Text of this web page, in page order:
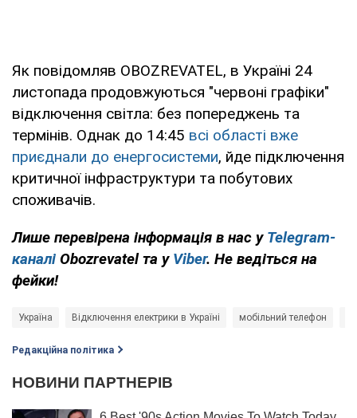
Як повідомляв OBOZREVATEL, в Україні 24
листопада продовжуються "червоні графіки"
відключення світла: без попереджень та
термінів. Однак до 14:45 всі області вже
приєднали до енергосистеми, йде підключення
критичної інфраструктури та побутових
споживачів.
Лише перевірена інформація в нас у Telegram-
каналі Obozrevatel та у Viber. Не ведіться на
фейки!
Україна Відключення електрики в Україні мобільний телефон
Редакційна політика